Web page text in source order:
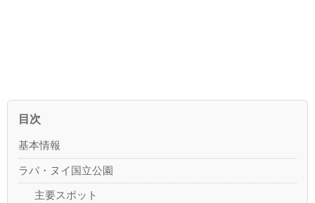
目次
基本情報
ラパ・ヌイ国立公園
主要スポット